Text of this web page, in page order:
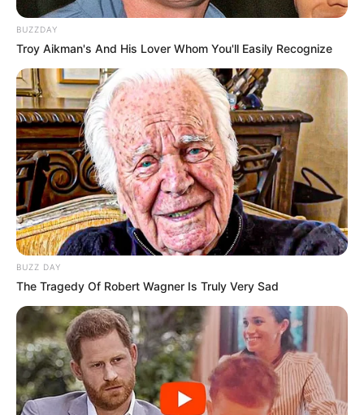
Câmara dos Deputados: anuênios, triênios,
entram no debate.
Motos e bicicletas para ACS e ACE: veja o
passo a passo para conseguir o benefício.
FNARAS em Brasília: Senado pode
promulgar PEC 14 em semana de
mobilização.
Presidente Kennedy (ES) abre processo
seletivo para Agentes de Saúde e de
PEC 14: o que acontece com quinquênio,
triênio e sexta-parte na aposentadoria?
DESTAQUES DO MÊS
BUZZDAY
Troy Aikman's And His Lover Whom You'll Easily Recognize
BUZZ DAY
The Tragedy Of Robert Wagner Is Truly Very Sad